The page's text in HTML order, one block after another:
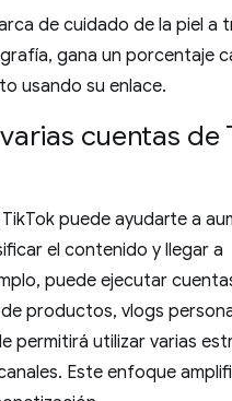
de cuidado de la piel a
gana un porcentaje
usando su enlace.
cuentas de
puede ayudarte a
el contenido y llegar a
puede ejecutar
productos, vlogs
permitirá utilizar varias
Este enfoque